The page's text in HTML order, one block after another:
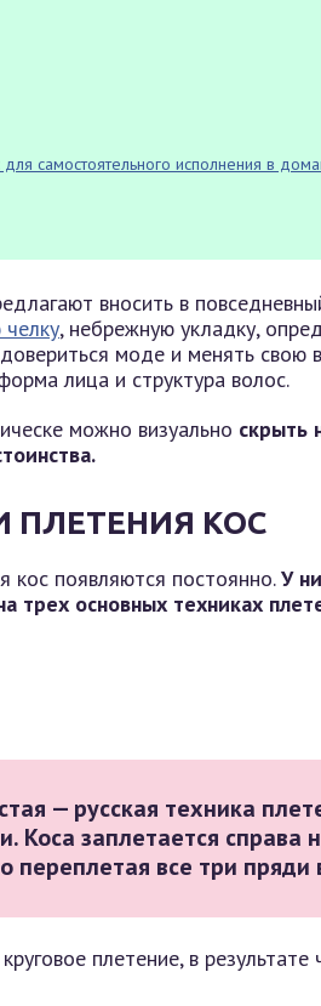
самостоятельного исполнения в
вносить в
, небрежную укладку,
моде и менять свою
лица и структура волос.
можно визуально скрыть
КОC
кос появляются постоянно.У
трех основных техниках
— русская техника
Коса заплетается справа
переплетая все три
плетение, в